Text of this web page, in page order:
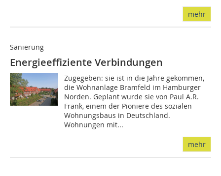
mehr
Sanierung
Energieeffiziente Verbindungen
Zugegeben: sie ist in die Jahre gekommen,
die Wohnanlage Bramfeld im Hamburger
Norden. Geplant wurde sie von Paul A.R.
Frank, einem der Pioniere des sozialen
Wohnungsbaus in Deutschland.
Wohnungen mit...
mehr